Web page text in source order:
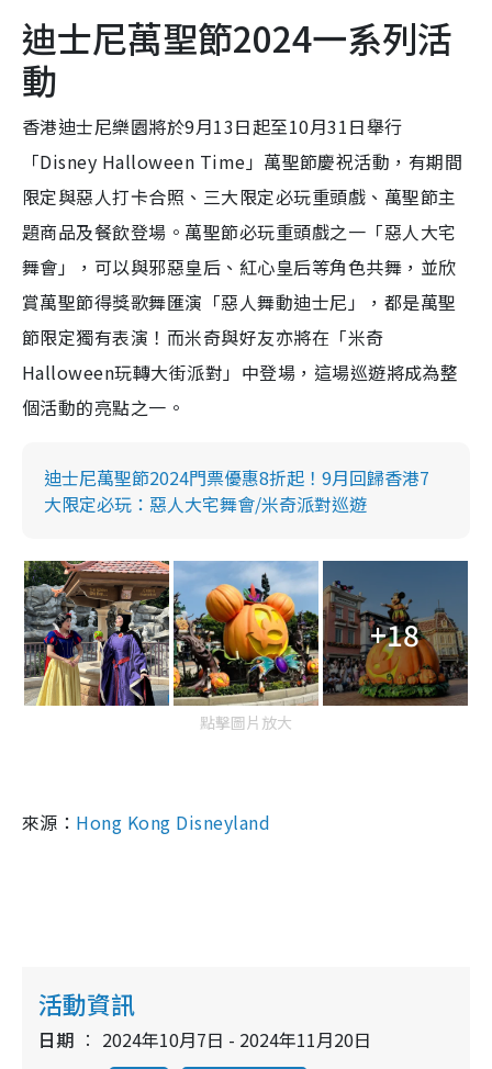
迪士尼萬聖節2024一系列活
動
香港迪士尼樂園將於9月13日起至10月31日舉行
「Disney Halloween Time」萬聖節慶祝活動，有期間
限定與惡人打卡合照、三大限定必玩重頭戲、萬聖節主
題商品及餐飲登場。萬聖節必玩重頭戲之一「惡人大宅
舞會」，可以與邪惡皇后、紅心皇后等角色共舞，並欣
賞萬聖節得獎歌舞匯演「惡人舞動迪士尼」，都是萬聖
節限定獨有表演！而米奇與好友亦將在「米奇
Halloween玩轉大街派對」中登場，這場巡遊將成為整
個活動的亮點之一。
迪士尼萬聖節2024門票優惠8折起！9月回歸香港7
大限定必玩：惡人大宅舞會/米奇派對巡遊
+18
點擊圖片放大
來源： Hong Kong Disneyland
活動資訊
日期
2024年10月7日 - 2024年11月20日